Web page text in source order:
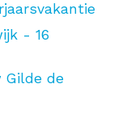
- 16
Gilde de